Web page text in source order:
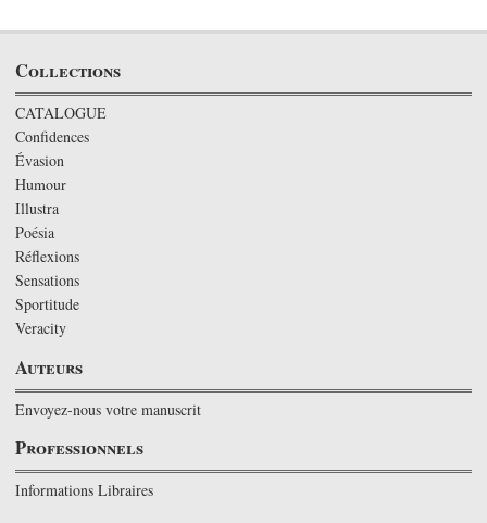
Collections
CATALOGUE
Confidences
Évasion
Humour
Illustra
Poésia
Réflexions
Sensations
Sportitude
Veracity
Auteurs
Envoyez-nous votre manuscrit
Professionnels
Informations Libraires